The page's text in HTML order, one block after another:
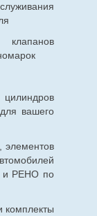
вашего
элементов
и РЕНО по
комплекты